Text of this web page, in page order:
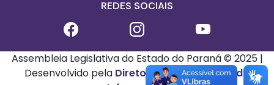
REDES SOCIAIS
Assembleia Legislativa do Estado do Paraná © 2025 |
Desenvolvido pela Diretoria de Tecnologia da